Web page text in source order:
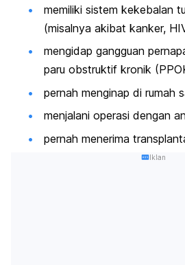
memiliki sistem kekebalan
(misalnya akibat kanker,
mengidap gangguan
paru obstruktif kronik
pernah menginap di rumah
menjalani operasi dengan
pernah menerima
Iklan